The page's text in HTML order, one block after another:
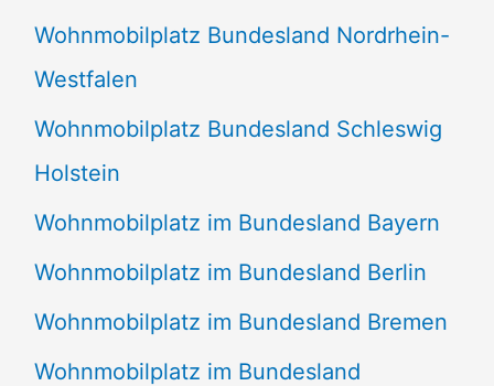
Wohnmobilplatz Bundesland Nordrhein-
Westfalen
Wohnmobilplatz Bundesland Schleswig
Holstein
Wohnmobilplatz im Bundesland Bayern
Wohnmobilplatz im Bundesland Berlin
Wohnmobilplatz im Bundesland Bremen
Wohnmobilplatz im Bundesland